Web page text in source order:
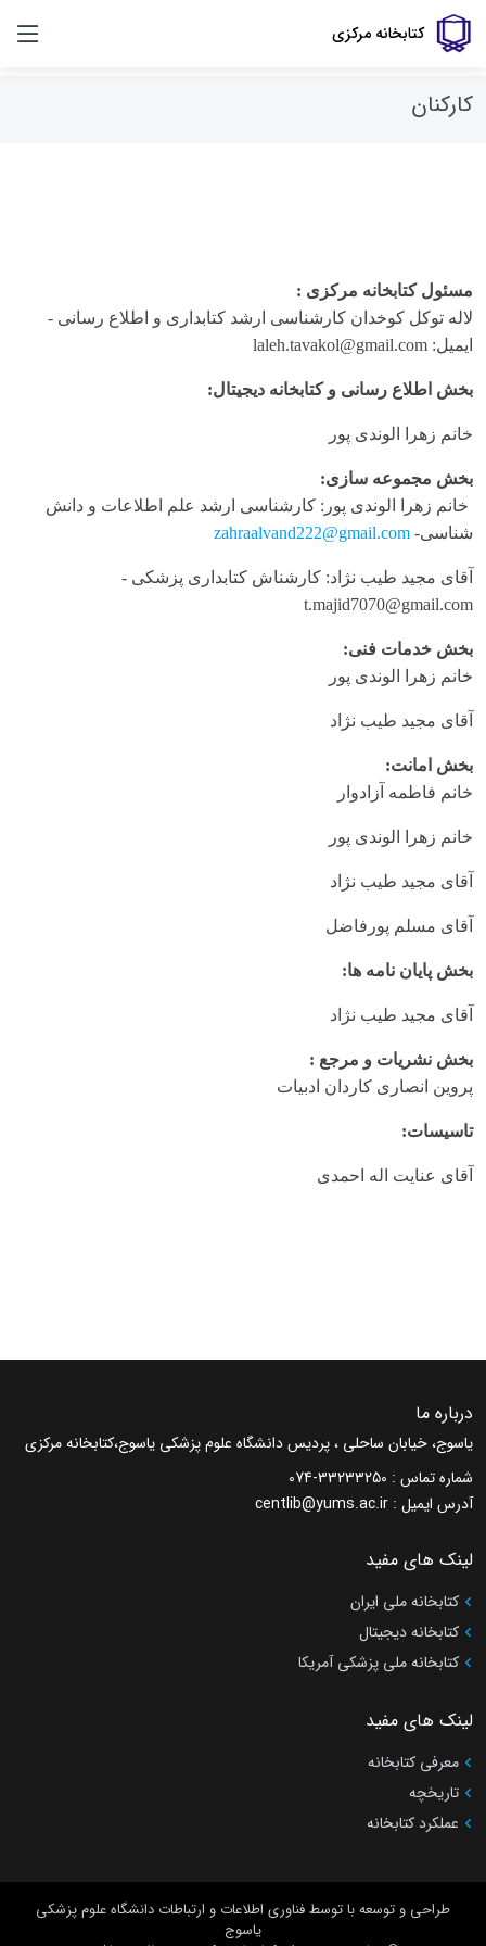
کتابخانه مرکزی
کارکنان
مسئول کتابخانه مرکزی :
لاله توکل کوخدان کارشناسی ارشد کتابداری و اطلاع رسانی -
ایمیل: laleh.tavakol@gmail.com
بخش اطلاع­ رسانی و کتابخانه دیجیتال:
خانم زهرا الوندی پور
بخش مجموعه سازی:
خانم زهرا الوندی پور: کارشناسی ارشد علم اطلاعات و دانش
شناسی- zahraalvand222@gmail.com
آقای مجید طیب نژاد: کارشناش کتابداری پزشکی -
t.majid7070@gmail.com
بخش خدمات فنی:
خانم زهرا الوندی پور
آقای مجید طیب نژاد
بخش امانت:
خانم فاطمه آزادوار
خانم زهرا الوندی پور
آقای مجید طیب نژاد
آقای مسلم پورفاضل
بخش پایان­ نامه­ ها:
آقای مجید طیب نژاد
بخش نشریات و مرجع :
پروین انصاری کاردان ادبیات
تاسیسات:
آقای عنایت اله احمدی
درباره ما
یاسوج، خیابان ساحلی ، پردیس دانشگاه علوم پزشکی یاسوج،کتابخانه مرکزی
شماره تماس : 074-33233250
آدرس ایمیل :
لینک های مفید
کتابخانه ملی ایران
کتابخانه دیجیتال
کتابخانه ملی پزشکی آمریکا
لینک های مفید
معرفی کتابخانه
تاریخچه
عملکرد کتابخانه
طراحی و توسعه باتوسط فناوری اطلاعات و ارتباطات دانشگاه علوم پزشکی
یاسوج